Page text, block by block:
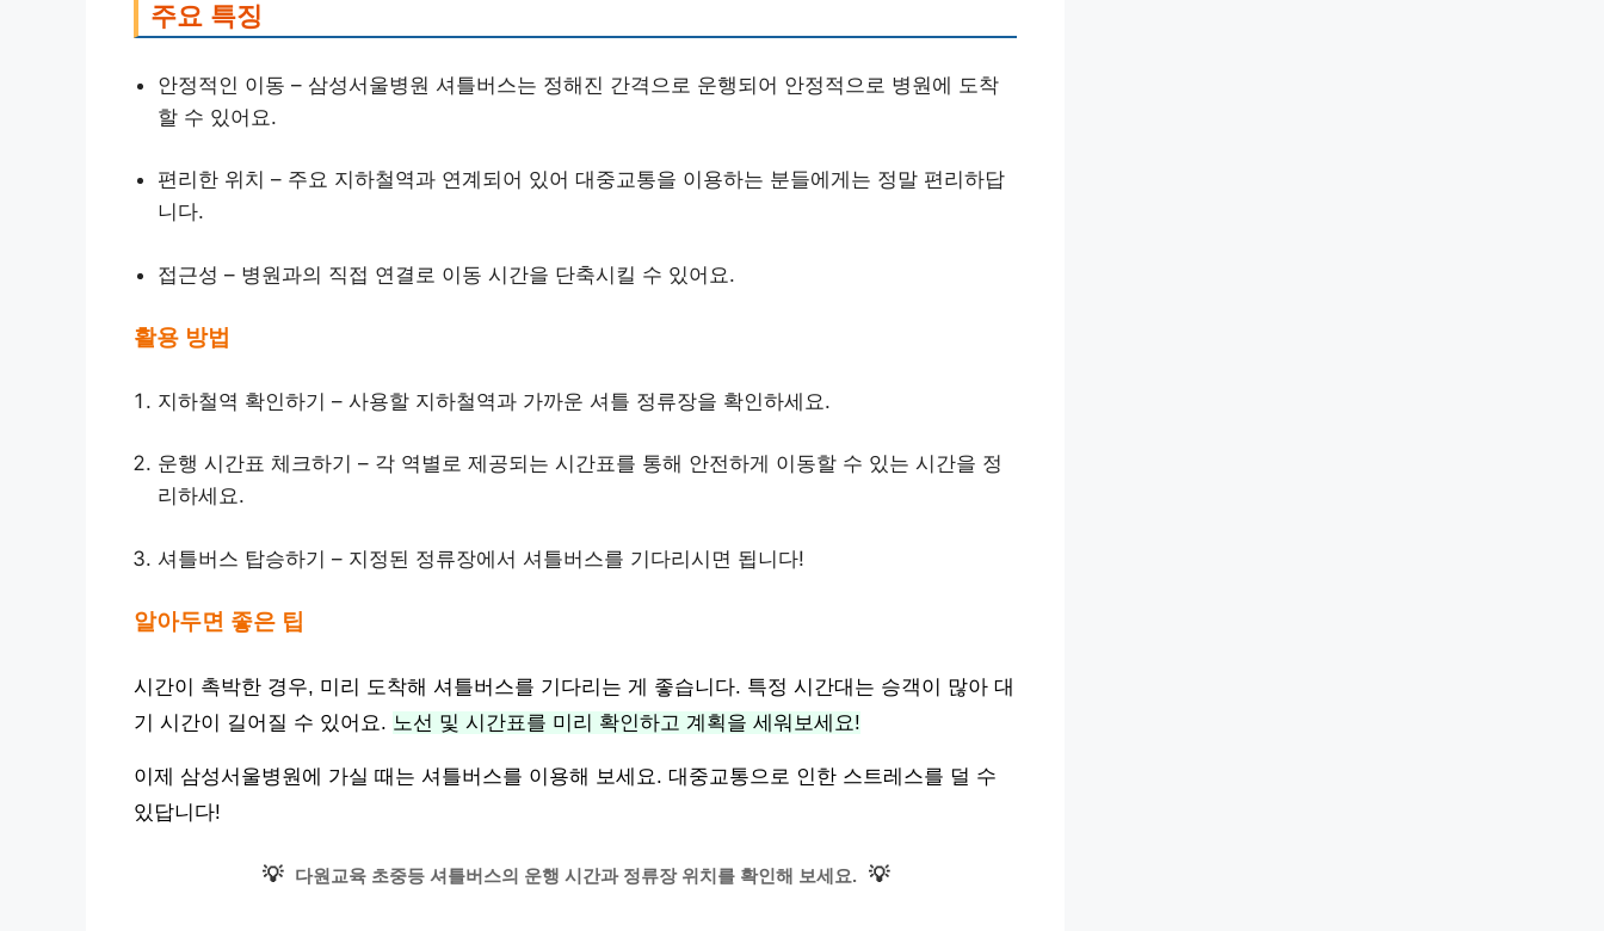
주요 특징
안정적인 이동 – 삼성서울병원 셔틀버스는 정해진 간격으로 운행되어 안정적으로 병원에 도착
할 수 있어요.
편리한 위치 – 주요 지하철역과 연계되어 있어 대중교통을 이용하는 분들에게는 정말 편리하답
니다.
접근성 – 병원과의 직접 연결로 이동 시간을 단축시킬 수 있어요.
활용 방법
지하철역 확인하기 – 사용할 지하철역과 가까운 셔틀 정류장을 확인하세요.
운행 시간표 체크하기 – 각 역별로 제공되는 시간표를 통해 안전하게 이동할 수 있는 시간을 정
리하세요.
셔틀버스 탑승하기 – 지정된 정류장에서 셔틀버스를 기다리시면 됩니다!
알아두면 좋은 팁
시간이 촉박한 경우, 미리 도착해 셔틀버스를 기다리는 게 좋습니다. 특정 시간대는 승객이 많아 대
기 시간이 길어질 수 있어요. 노선 및 시간표를 미리 확인하고 계획을 세워보세요!
이제 삼성서울병원에 가실 때는 셔틀버스를 이용해 보세요. 대중교통으로 인한 스트레스를 덜 수
있답니다!
💡 다원교육 초중등 셔틀버스의 운행 시간과 정류장 위치를 확인해 보세요. 💡